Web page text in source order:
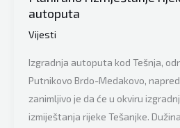
autoputa
Vijesti
Izgradnja autoputa kod Tešnja,
Putnikovo Brdo-Medakovo,
zanimljivo je da će u okviru
izmiještanja rijeke Tešanjke.